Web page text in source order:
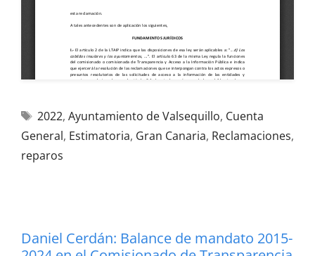
2022, Ayuntamiento de Valsequillo, Cuenta
General, Estimatoria, Gran Canaria, Reclamaciones,
reparos
Daniel Cerdán: Balance de mandato 2015-